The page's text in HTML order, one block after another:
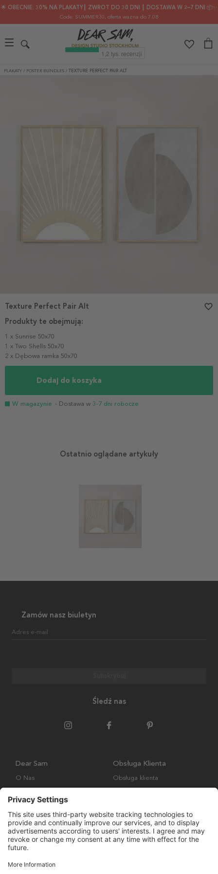
🌟 OBECNIE: 30% NA PLAKATY┃ ZWROT DO 30 DNI ┃ DOSTAWA W 2–7 DNI 📦✨
Code: SUMMER30, oferta ważna do 7.08
PLAKATY / POSTER BUNDLES / TEXTURE PERFECT PAIR ALT
Produkty te obejmują:
1 x Sunrise 50x70
1 x Two Shells 50x70
2 x Dębowa ramka 50x70
Dodaj do koszyka
W magazynie - Dostawa w 3-7 dni robocze
Texture Perfect Pair Alt favorite_border
Ostatnio oglądane artykuły
Zamów nasz biuletyn
Adres e-mail
Śledź nas
Dear Sam
O Nas
Obsługa Klienta
Obsługa klienta
Wysyłka i Dostawa